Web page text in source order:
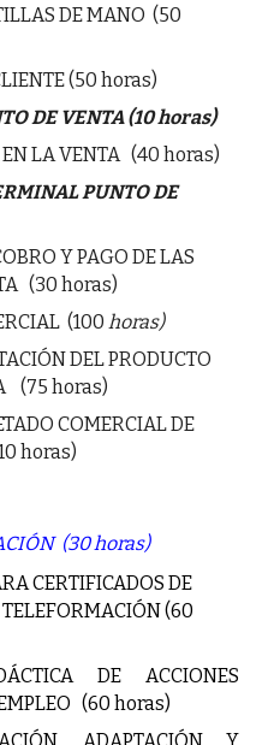
DE MANO (50
(50 horas)
DE VENTA (10 horas)
EN LA VENTA (40 horas)
PUNTO DE
Y PAGO DE LAS
(30horas)
(100horas)
DEL PRODUCTO
(75horas)
COMERCIAL DE
horas)
(30 horas)
CERTIFICADOS DE
(60
DE ACCIONES
(60 horas)